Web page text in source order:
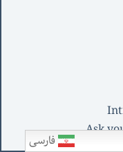
Ask
فارسی